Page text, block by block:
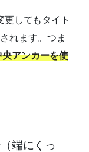
してもタイト
れます。つま
アンカーを使
端にくっ